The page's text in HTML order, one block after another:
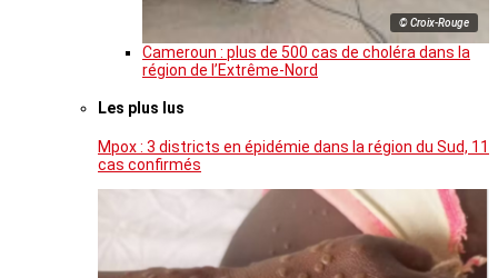
© Croix-Rouge
Cameroun : plus de 500 cas de choléra dans la
région de l’Extrême-Nord
Les plus lus
Mpox : 3 districts en épidémie dans la région du Sud, 11
cas confirmés